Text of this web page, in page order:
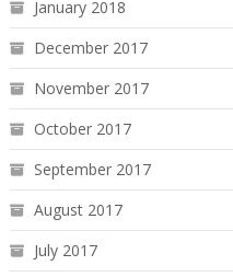
January 2018
December 2017
November 2017
October 2017
September 2017
August 2017
July 2017